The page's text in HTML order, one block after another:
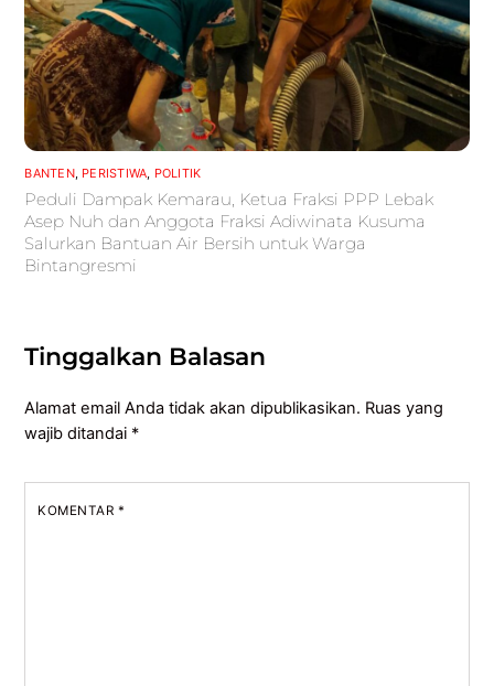
BANTEN, PERISTIWA POLITIK
Peduli Dampak Kemarau, Ketua Fraksi PPP Lebak
Asep Nuh dan Anggota Fraksi Adiwinata Kusuma
Salurkan Bantuan Air Bersih untuk Warga
Bintangresmi
Tinggalkan Balasan
Alamat email Anda tidak akan dipublikasikan. Ruas yang
wajib ditandai *
KOMENTAR *